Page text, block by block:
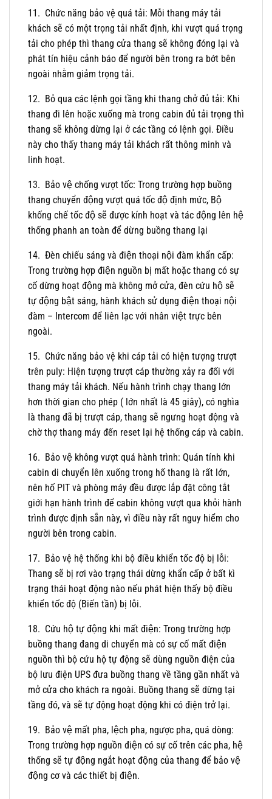
11. Chức năng bảo vệ quá tải: Mỗi thang máy tải
khách sẽ có một trọng tải nhất định, khi vượt quá trọng
tải cho phép thì thang cửa thang sẽ không đóng lại và
phát tín hiệu cảnh báo để người bên trong ra bớt bên
ngoài nhằm giảm trọng tải.
12. Bỏ qua các lệnh gọi tầng khi thang chở đủ tải: Khi
thang đi lên hoặc xuống mà trong cabin đủ tải trọng thì
thang sẽ không dừng lại ở các tầng có lệnh gọi. Điều
này cho thấy thang máy tải khách rất thông minh và
linh hoạt.
13. Bảo vệ chống vượt tốc: Trong trường hợp buồng
thang chuyển động vượt quá tốc độ định mức, Bộ
khống chế tốc độ sẽ được kính hoạt và tác động lên hệ
thống phanh an toàn để dừng buồng thang lại
14. Đèn chiếu sáng và điện thoại nội đàm khẩn cấp:
Trong trường hợp điện nguồn bị mất hoặc thang có sự
cố dừng hoạt động mà không mở cửa, đèn cứu hộ sẽ
tự động bật sáng, hành khách sử dụng điện thoại nội
đàm – Intercom để liên lạc với nhân việt trực bên
ngoài.
15. Chức năng bảo vệ khi cáp tải có hiện tượng trượt
trên puly: Hiện tượng trượt cáp thường xảy ra đối với
thang máy tải khách. Nếu hành trình chạy thang lớn
hơn thời gian cho phép ( lớn nhất là 45 giây), có nghìa
là thang đã bị trượt cáp, thang sẽ ngưng hoạt động và
chờ thợ thang máy đến reset lại hệ thống cáp và cabin.
16. Bảo vệ không vượt quá hành trình: Quán tính khi
cabin di chuyển lên xuống trong hố thang là rất lớn,
nên hố PIT và phòng máy đều được lắp đặt công tắt
giới hạn hành trình để cabin không vượt qua khỏi hành
trình được định sẵn này, vì điều này rất nguy hiểm cho
người bên trong cabin.
17. Bảo vệ hệ thống khi bộ điều khiển tốc độ bị lỗi:
Thang sẽ bị rơi vào trạng thái dừng khẩn cấp ở bất kì
trạng thái hoạt động nào nếu phát hiện thấy bộ điều
khiển tốc độ (Biến tần) bị lỗi.
18. Cứu hộ tự động khi mất điện: Trong trường hợp
buồng thang đang di chuyển mà có sự cố mất điện
nguồn thì bộ cứu hộ tự động sẽ dùng nguồn điện của
bộ lưu điện UPS đưa buồng thang về tầng gần nhất và
mở cửa cho khách ra ngoài. Buồng thang sẽ dừng tại
tầng đó, và sẽ tự động hoạt động khi có điện trở lại.
19. Bảo vệ mất pha, lệch pha, ngược pha, quá dòng:
Trong trường hợp nguồn điện có sự cố trên các pha, hệ
thống sẽ tự động ngắt hoạt động của thang để bảo vệ
động cơ và các thiết bị điện.